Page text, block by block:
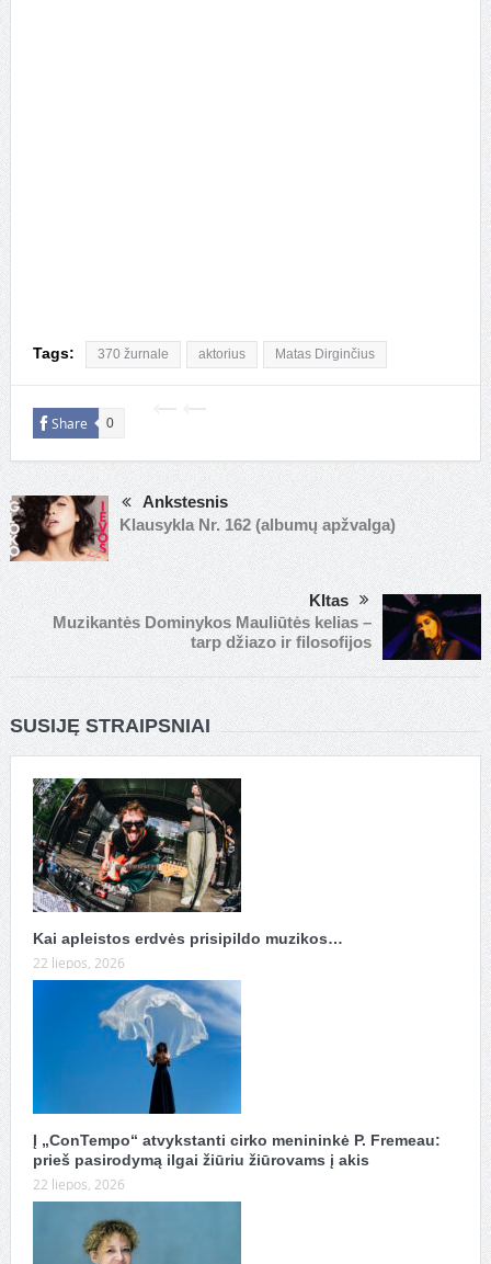
Tags: 370 žurnale aktorius Matas Dirginčius
Share 0
Ankstesnis
Klausykla Nr. 162 (albumų apžvalga)
KItas
Muzikantės Dominykos Mauliūtės kelias –
tarp džiazo ir filosofijos
SUSIJĘ STRAIPSNIAI
Kai apleistos erdvės prisipildo muzikos…
22 liepos, 2026
Į „ConTempo“ atvykstanti cirko menininkė P. Fremeau:
prieš pasirodymą ilgai žiūriu žiūrovams į akis
22 liepos, 2026